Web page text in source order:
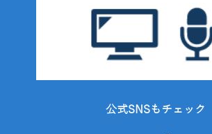
公式SNSもチェック